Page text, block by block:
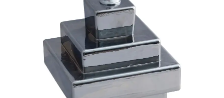
170Χ170Χ1200mm